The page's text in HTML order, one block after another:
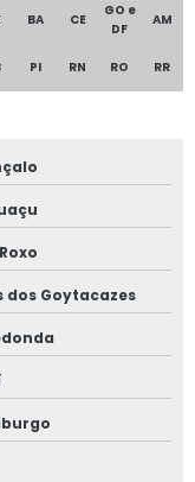
BA CE
GO e
DF
AM
PI RN RO RR
dos Goytacazes